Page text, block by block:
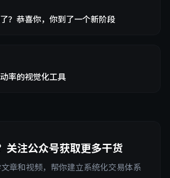
？恭喜你，你到了一个新阶段
率的视觉化工具
关注公众号获取更多干货
章和视频，帮你建立系统化交易体系